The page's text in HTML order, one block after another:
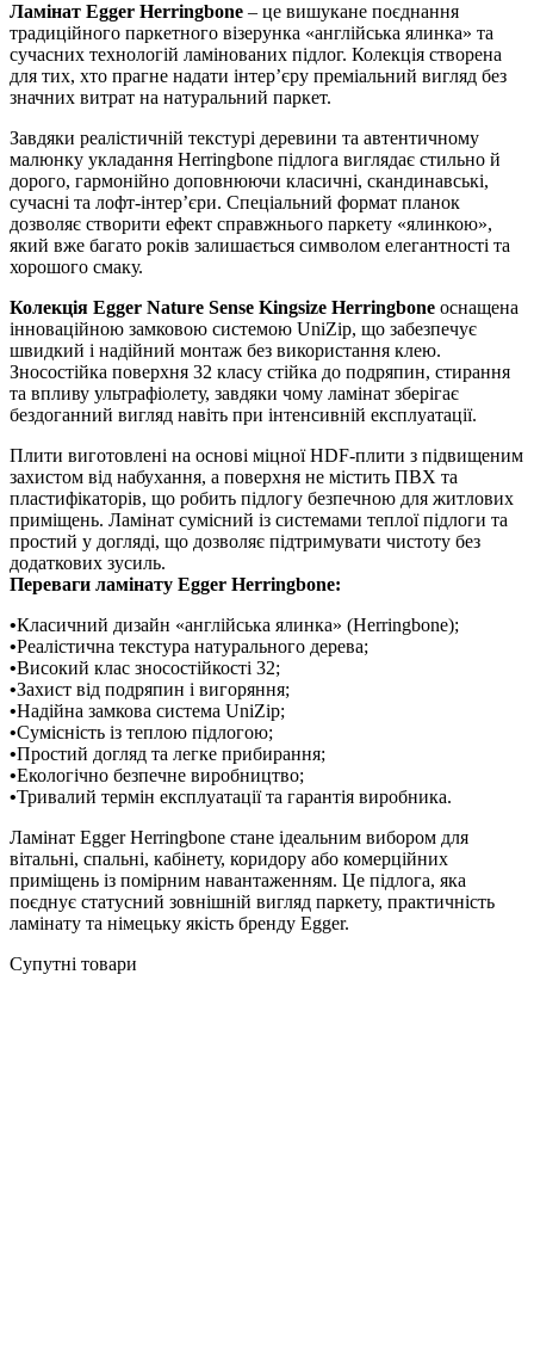
Ламінат Egger Herringbone – це вишукане поєднання
традиційного паркетного візерунка «англійська ялинка» та
сучасних технологій ламінованих підлог. Колекція створена
для тих, хто прагне надати інтер’єру преміальний вигляд без
значних витрат на натуральний паркет.
Завдяки реалістичній текстурі деревини та автентичному
малюнку укладання Herringbone підлога виглядає стильно й
дорого, гармонійно доповнюючи класичні, скандинавські,
сучасні та лофт-інтер’єри. Спеціальний формат планок
дозволяє створити ефект справжнього паркету «ялинкою»,
який вже багато років залишається символом елегантності та
хорошого смаку.
Колекція Egger Nature Sense Kingsize Herringbone оснащена
інноваційною замковою системою UniZip, що забезпечує
швидкий і надійний монтаж без використання клею.
Зносостійка поверхня 32 класу стійка до подряпин, стирання
та впливу ультрафіолету, завдяки чому ламінат зберігає
бездоганний вигляд навіть при інтенсивній експлуатації.
Плити виготовлені на основі міцної HDF-плити з підвищеним
захистом від набухання, а поверхня не містить ПВХ та
пластифікаторів, що робить підлогу безпечною для житлових
приміщень. Ламінат сумісний із системами теплої підлоги та
простий у догляді, що дозволяє підтримувати чистоту без
додаткових зусиль.
Переваги ламінату Egger Herringbone:
•Класичний дизайн «англійська ялинка» (Herringbone);
•Реалістична текстура натурального дерева;
•Високий клас зносостійкості 32;
•Захист від подряпин і вигоряння;
•Надійна замкова система UniZip;
•Сумісність із теплою підлогою;
•Простий догляд та легке прибирання;
•Екологічно безпечне виробництво;
•Тривалий термін експлуатації та гарантія виробника.
Ламінат Egger Herringbone стане ідеальним вибором для
вітальні, спальні, кабінету, коридору або комерційних
приміщень із помірним навантаженням. Це підлога, яка
поєднує статусний зовнішній вигляд паркету, практичність
ламінату та німецьку якість бренду Egger.
Супутні товари